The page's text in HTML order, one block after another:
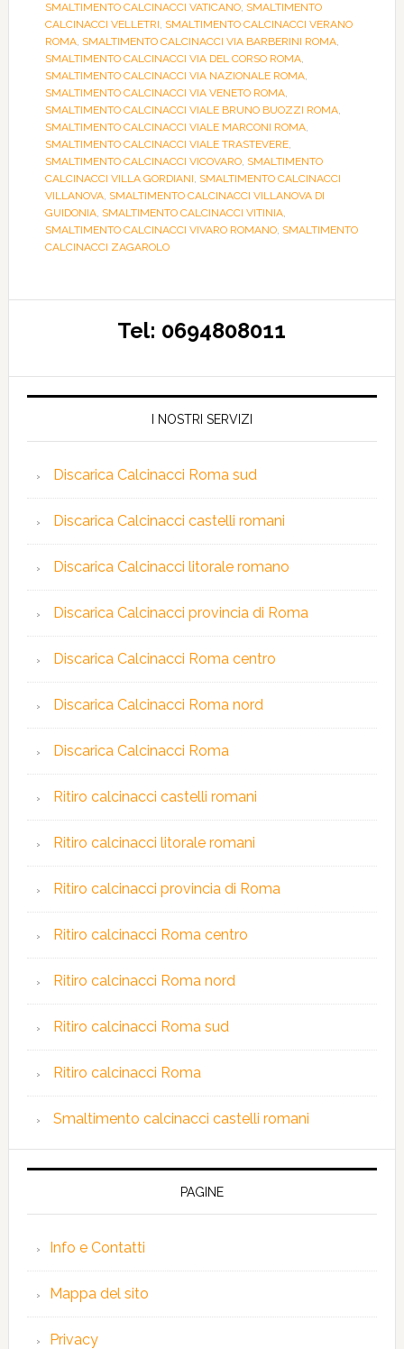
SMALTIMENTO CALCINACCI VATICANO, SMALTIMENTO
CALCINACCI VELLETRI, SMALTIMENTO CALCINACCI VERANO
ROMA, SMALTIMENTO CALCINACCI VIA BARBERINI ROMA,
SMALTIMENTO CALCINACCI VIA DEL CORSO ROMA,
SMALTIMENTO CALCINACCI VIA NAZIONALE ROMA,
SMALTIMENTO CALCINACCI VIA VENETO ROMA,
SMALTIMENTO CALCINACCI VIALE BRUNO BUOZZI ROMA,
SMALTIMENTO CALCINACCI VIALE MARCONI ROMA,
SMALTIMENTO CALCINACCI VIALE TRASTEVERE,
SMALTIMENTO CALCINACCI VICOVARO, SMALTIMENTO
CALCINACCI VILLA GORDIANI, SMALTIMENTO CALCINACCI
VILLANOVA, SMALTIMENTO CALCINACCI VILLANOVA DI
GUIDONIA, SMALTIMENTO CALCINACCI VITINIA,
SMALTIMENTO CALCINACCI VIVARO ROMANO, SMALTIMENTO
CALCINACCI ZAGAROLO
Tel: 0694808011
I NOSTRI SERVIZI
Discarica Calcinacci Roma sud
Discarica Calcinacci castelli romani
Discarica Calcinacci litorale romano
Discarica Calcinacci provincia di Roma
Discarica Calcinacci Roma centro
Discarica Calcinacci Roma nord
Discarica Calcinacci Roma
Ritiro calcinacci castelli romani
Ritiro calcinacci litorale romani
Ritiro calcinacci provincia di Roma
Ritiro calcinacci Roma centro
Ritiro calcinacci Roma nord
Ritiro calcinacci Roma sud
Ritiro calcinacci Roma
Smaltimento calcinacci castelli romani
PAGINE
Info e Contatti
Mappa del sito
Privacy